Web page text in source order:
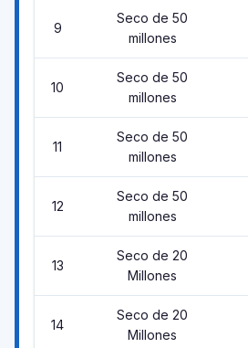
9
Seco de 50
millones
10
Seco de 50
millones
11
Seco de 50
millones
12
Seco de 50
millones
13
Seco de 20
Millones
14
Seco de 20
Millones